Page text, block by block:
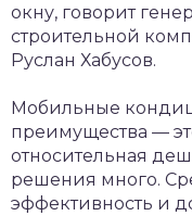
окну, говорит
строительной
Руслан Хабусов.
Мобильные
преимущества —
относительная
решения много.
эффективность и